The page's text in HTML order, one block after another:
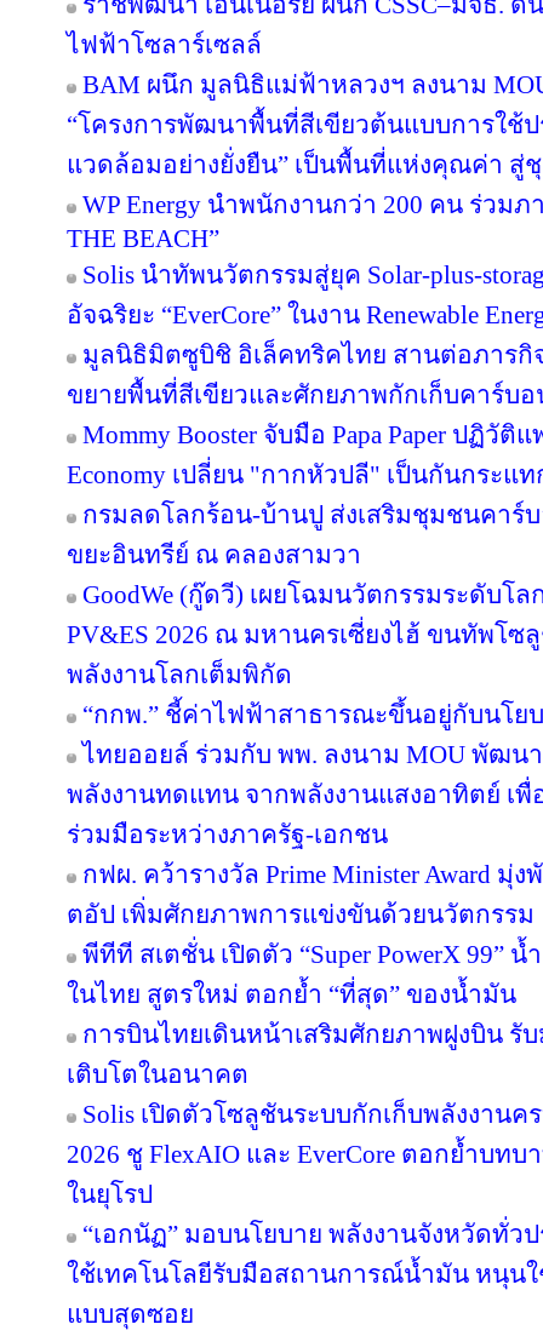
ไฟฟ้าโซลาร์เซลล์
BAM ผนึก มูลนิธิแม่ฟ้าหลวงฯ ลงนาม
“โครงการพัฒนาพื้นที่สีเขียวต้นแบบการใช้
แวดล้อมอย่างยั่งยืน” เป็นพื้นที่แห่งคุณค่า สู่
WP Energy นำพนักงานกว่า 200 คน ร่วมภ
THE BEACH”
Solis นำทัพนวัตกรรมสู่ยุค Solar-plus-
อัจฉริยะ “EverCore” ในงาน Renewable
มูลนิธิมิตซูบิชิ อิเล็คทริคไทย สานต่อภาร
ขยายพื้นที่สีเขียวและศักยภาพกักเก็บคาร์บอ
Mommy Booster จับมือ Papa Paper ปฏิวัติ
Economy เปลี่ยน "กากหัวปลี" เป็นกันกระแ
กรมลดโลกร้อน-บ้านปู ส่งเสริมชุมชนคาร์
ขยะอินทรีย์ ณ คลองสามวา
GoodWe (กู๊ดวี) เผยโฉมนวัตกรรมระดับโล
PV&ES 2026 ณ มหานครเซี่ยงไฮ้ ขนทัพโ
พลังงานโลกเต็มพิกัด
“กกพ.” ชี้ค่าไฟฟ้าสาธารณะขึ้นอยู่กับนโย
ไทยออยล์ ร่วมกับ พพ. ลงนาม MOU พัฒนา
พลังงานทดแทน จากพลังงานแสงอาทิตย์ เพื่
ร่วมมือระหว่างภาครัฐ-เอกชน
กฟผ. คว้ารางวัล Prime Minister Award มุ่
ตอัป เพิ่มศักยภาพการแข่งขันด้วยนวัตกรรม
พีทีที สเตชั่น เปิดตัว “Super PowerX 99”
ในไทย สูตรใหม่ ตอกย้ำ “ที่สุด” ของน้ำมัน
การบินไทยเดินหน้าเสริมศักยภาพฝูงบิน รับ
เติบโตในอนาคต
Solis เปิดตัวโซลูชันระบบกักเก็บพลังงานคร
2026 ชู FlexAIO และ EverCore ตอกย้ำบท
ในยุโรป
“เอกนัฏ” มอบนโยบาย พลังงานจังหวัดทั่
ใช้เทคโนโลยีรับมือสถานการณ์น้ำมัน หนุนใ
แบบสุดซอย